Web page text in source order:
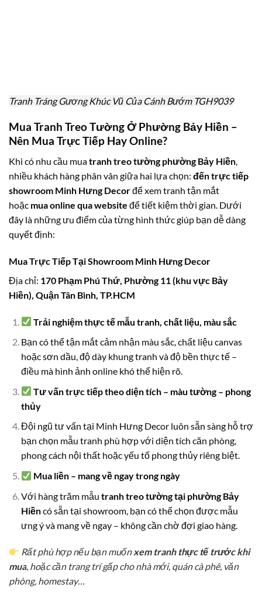
Tranh Tráng Gương Khúc Vũ Của Cánh Bướm TGH9039
Mua Tranh Treo Tường Ở Phường Bảy Hiền –
Nên Mua Trực Tiếp Hay Online?
Khi có nhu cầu muatranh treo tường phường Bảy Hiền,
nhiều khách hàng phân vân giữa hai lựa chọn: đến trực tiếp
showroom Minh Hưng Decorđể xem tranh tận mắt
hoặc mua online qua website để tiết kiệm thời gian. Dưới
đây là những ưu điểm của từng hình thức giúp bạn dễ dàng
quyết định:
Mua Trực Tiếp Tại Showroom Minh Hưng Decor
Địa chỉ: 170 Phạm Phú Thứ, Phường 11 (khu vực Bảy
Hiền), Quận Tân Bình, TP.HCM
Trải nghiệm thực tế mẫu tranh, chất liệu, màu sắc
Bạn có thể tận mắt cảm nhận màu sắc, chất liệu canvas
hoặc sơn dầu, độ dày khung tranh và độ bền thực tế –
điều mà hình ảnh online khó thể hiện rõ.
Tư vấn trực tiếp theo diện tích – màu tường – phong
thủy
Đội ngũ tư vấn tại Minh Hưng Decor luôn sẵn sàng hỗ trợ
bạn chọn mẫu tranh phù hợp với diện tích căn phòng,
phong cách nội thất hoặc yếu tố phong thủy riêng biệt.
Mua liền – mang về ngay trong ngày
Với hàng trăm mẫu tranh treo tường tại phường Bảy
Hiềncó sẵn tại showroom, bạn có thể chọn được mẫu
ưng ý và mang về ngay – không cần chờ đợi giao hàng.
Rất phù hợp nếu bạn muốnxem tranh thực tế trước khi
mua, hoặc cần trang trí gấp cho nhà mới, quán cà phê, văn
phòng, homestay…